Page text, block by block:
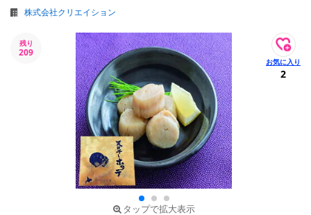
株式会社クリエイション
残り
209
タップで拡大表示
2